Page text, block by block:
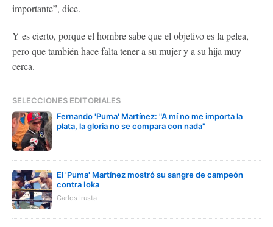
importante”, dice.
Y es cierto, porque el hombre sabe que el objetivo es la pelea,
pero que también hace falta tener a su mujer y a su hija muy
cerca.
SELECCIONES EDITORIALES
Fernando 'Puma' Martínez: "A mí no me importa la
plata, la gloria no se compara con nada"
El 'Puma' Martínez mostró su sangre de campeón
contra Ioka
Carlos Irusta